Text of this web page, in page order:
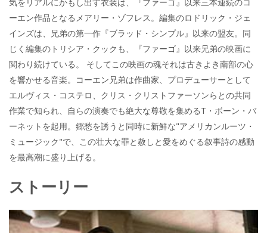
気をリアルにかもし出す衣装は、『ファーゴ』以来三本連続のコ
ーエン作品となるメアリー・ゾフレス。編集のロドリック・ジェ
インズは、兄弟の第一作『ブラッド・シンプル』以来の盟友。同
じく編集のトリシア・クックも、『ファーゴ』以来兄弟の映画に
関わり続けている。 そしてこの映画の魂それは古きよき南部の心
を響かせる音楽。コーエン兄弟は作曲家、プロデューサーとして
エルヴィス・コステロ、クリス・クリストファーソンらとの共同
作業で知られ、自らの演奏でも絶大な尊敬を集めるT・ボーン・バ
ーネットを起用。郷愁を誘うと同時に新鮮な"アメリカンルーツ・
ミュージック"で、この壮大な罪と赦しと愛をめぐる叙事詩の感動
を最高潮に盛り上げる。
ストーリー